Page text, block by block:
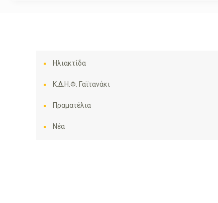
Ηλιακτίδα
Κ.Δ.Η.Φ. Γαϊτανάκι
Πραματέλια
Νέα